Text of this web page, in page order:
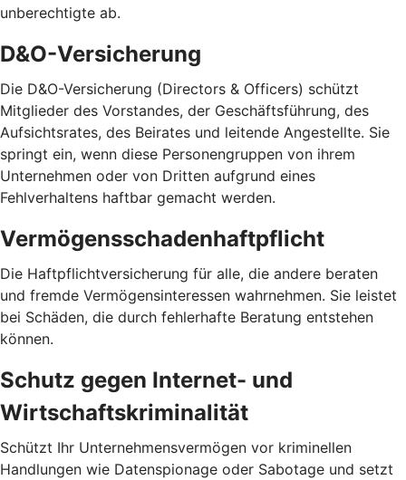
unberechtigte ab.
D&O-Versicherung
Die D&O-Versicherung (Directors & Officers) schützt
Mitglieder des Vorstandes, der Geschäftsführung, des
Aufsichtsrates, des Beirates und leitende Angestellte. Sie
springt ein, wenn diese Personengruppen von ihrem
Unternehmen oder von Dritten aufgrund eines
Fehlverhaltens haftbar gemacht werden.
Vermögensschadenhaftpflicht
Die Haftpflichtversicherung für alle, die andere beraten
und fremde Vermögensinteressen wahrnehmen. Sie leistet
bei Schäden, die durch fehlerhafte Beratung entstehen
können.
Schutz gegen Internet- und
Wirtschaftskriminalität
Schützt Ihr Unternehmensvermögen vor kriminellen
Handlungen wie Datenspionage oder Sabotage und setzt